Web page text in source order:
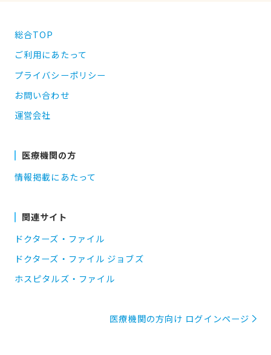
総合TOP
ご利用にあたって
プライバシーポリシー
お問い合わせ
運営会社
医療機関の方
情報掲載にあたって
関連サイト
ドクターズ・ファイル
ドクターズ・ファイル ジョブズ
ホスピタルズ・ファイル
医療機関の方向け ログインページ